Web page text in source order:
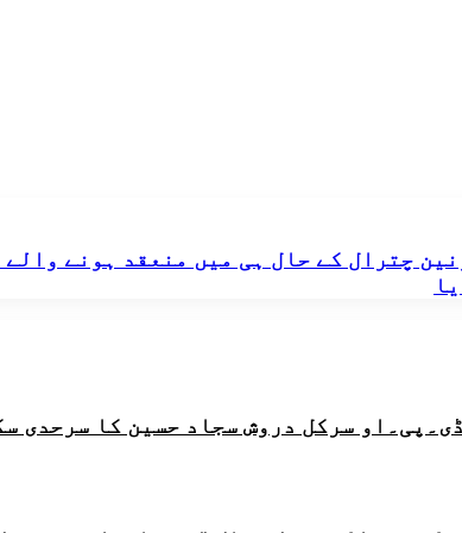
چترال کے حال ہی میں منعقد ہونے
سرکل دروش سجاد حسین کا سرحدی